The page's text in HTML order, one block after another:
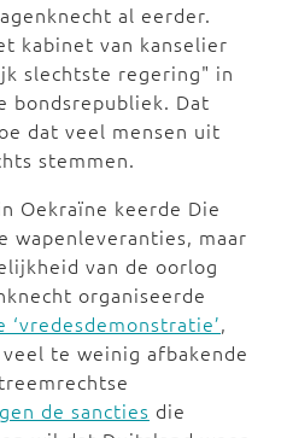
al eerder.
kabinet van kanselier
slechtste regering" in
bondsrepubliek. Dat
dat veel mensen uit
stemmen.
Oekraïne keerde Die
wapenleveranties, maar
van de oorlog
organiseerde
‘vredesdemonstratie’,
te weinig afbakende
de sancties die